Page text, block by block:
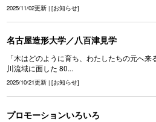
2025/11/02更新 |[お知らせ]
名古屋造形大学／八百津見学
「木はどのように育ち、わたしたちの元へ
川流域に面した 80...
2025/10/21更新 |[お知らせ]
プロモーションいろいろ